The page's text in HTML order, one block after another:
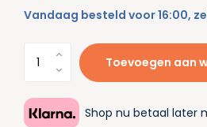
Vandaag besteld voor 16:00,
Toevoegen aan
Shop nu betaal later